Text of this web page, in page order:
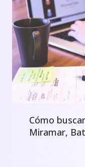
Cómo
Miramar,